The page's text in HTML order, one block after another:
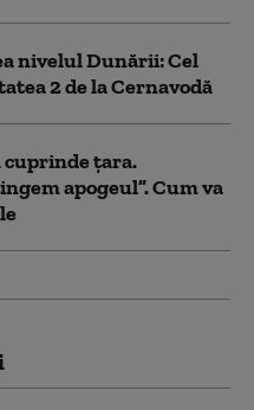
nivelul Dunării: Cel
2 de la Cernavodă
cuprinde țara.
apogeul”. Cum va